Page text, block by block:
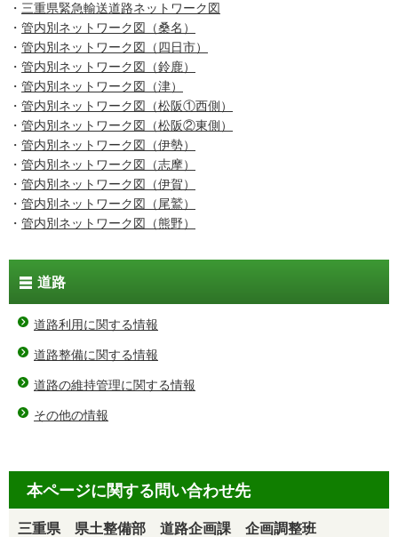
・ 三重県緊急輸送道路ネットワーク図
・ 管内別ネットワーク図（桑名）
・ 管内別ネットワーク図（四日市）
・ 管内別ネットワーク図（鈴鹿）
・ 管内別ネットワーク図（津）
・ 管内別ネットワーク図（松阪①西側）
・ 管内別ネットワーク図（松阪②東側）
・ 管内別ネットワーク図（伊勢）
・ 管内別ネットワーク図（志摩）
・ 管内別ネットワーク図（伊賀）
・ 管内別ネットワーク図（尾鷲）
・ 管内別ネットワーク図（熊野）
道路
道路利用に関する情報
道路整備に関する情報
道路の維持管理に関する情報
その他の情報
本ページに関する問い合わせ先
三重県 県土整備部 道路企画課 企画調整班